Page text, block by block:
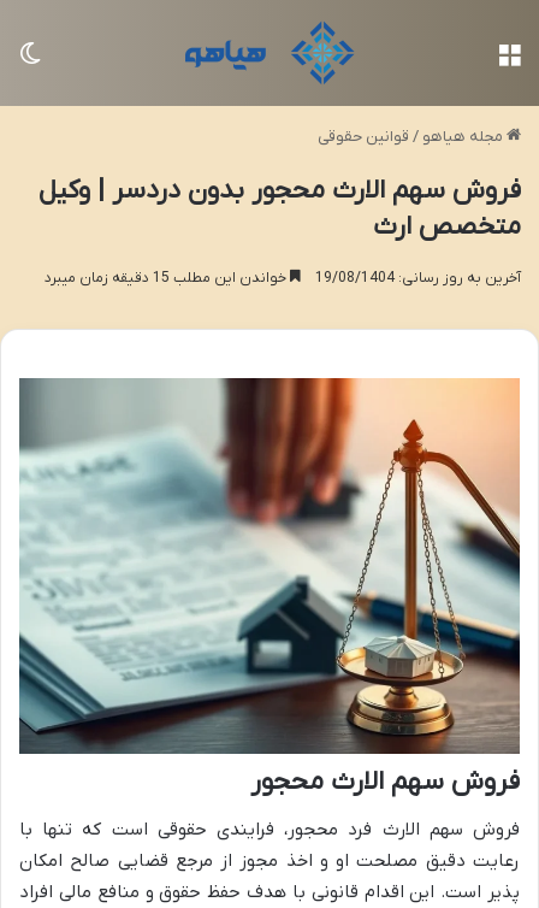
مجله هیاهو / قوانین حقوقی
فروش سهم الارث محجور بدون دردسر | وکیل
متخصص ارث
آخرین به روز رسانی: 19/08/1404 خواندن این مطلب 15 دقیقه زمان میبرد
فروش سهم الارث محجور
فروش سهم الارث فرد محجور، فرایندی حقوقی است که تنها با
رعایت دقیق مصلحت او و اخذ مجوز از مرجع قضایی صالح امکان
پذیر است. این اقدام قانونی با هدف حفظ حقوق و منافع مالی افراد